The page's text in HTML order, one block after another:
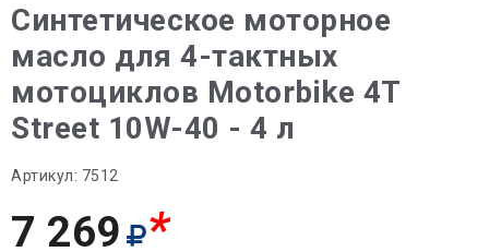
Синтетическое моторное
масло для 4-тактных
мотоциклов Motorbike 4T
Street 10W-40 - 4 л
Артикул: 7512
7 269 *